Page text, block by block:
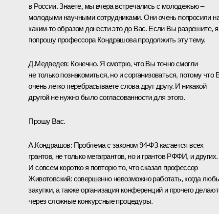
в России. Знаете, мы вчера встречались с молодежью –
молодыми научными сотрудниками. Они очень попросили
каким‑то образом донести это до Вас. Если Вы разрешите, я
попрошу профессора Кондрашова продолжить эту тему.
Д.Медведев: Конечно. Я смотрю, что Вы точно смогли
не только познакомиться, но и сорганизоваться, потому что
очень легко перебрасываете слова друг другу. И никакой
другой не нужно было согласованности для этого.
Прошу Вас.
А.Кондрашов: Проблема с законом 94-ФЗ касается всех
грантов, не только мегагрантов, но и грантов РФФИ, и других.
И совсем коротко я повторю то, что сказал профессор
Животовский: совершенно невозможно работать, когда
закупки, а также организация конференций и прочего
через сложные конкурсные процедуры.